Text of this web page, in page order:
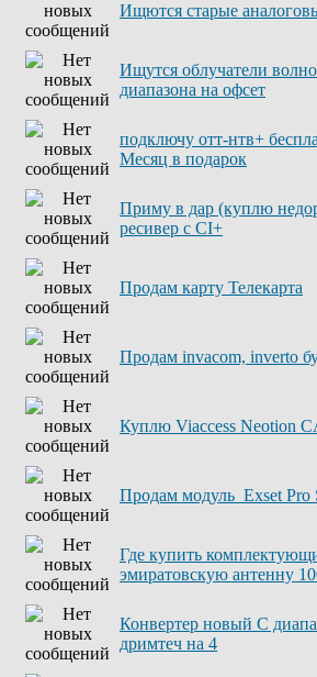
Ищются старые
Ищутся облучатели
диапазона на офсет
подключу отт-нтв+
Месяц в подарок
Приму в дар (куплю
ресивер с CI+
Продам карту Телекарта
Продам invacom, inverto
Куплю Viaccess Neotion
Продам модуль Exset Pro
Где купить
эмиратовскую антенну
Конвертер новый С
дримтеч на 4